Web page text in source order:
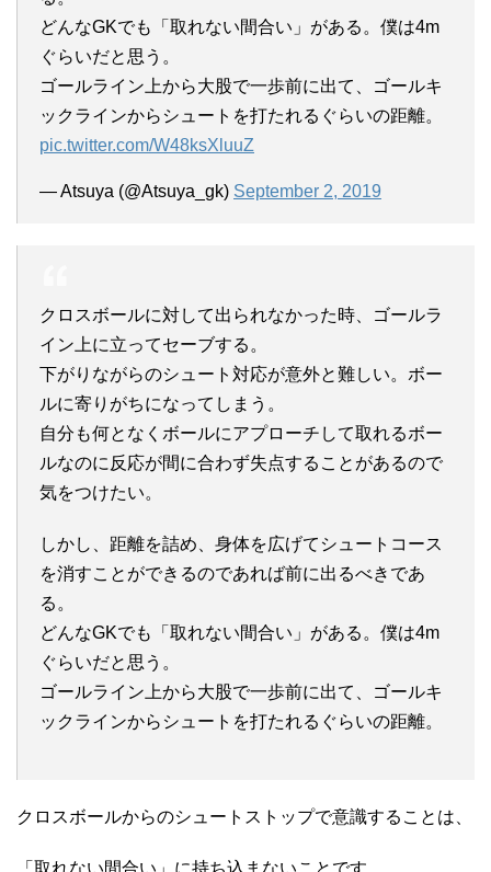
どんなGKでも「取れない間合い」がある。僕は4m
ぐらいだと思う。
ゴールライン上から大股で一歩前に出て、ゴールキ
ックラインからシュートを打たれるぐらいの距離。
pic.twitter.com/W48ksXluuZ
— Atsuya (@Atsuya_gk) September 2, 2019
クロスボールに対して出られなかった時、ゴールラ
イン上に立ってセーブする。
下がりながらのシュート対応が意外と難しい。ボー
ルに寄りがちになってしまう。
自分も何となくボールにアプローチして取れるボー
ルなのに反応が間に合わず失点することがあるので
気をつけたい。
しかし、距離を詰め、身体を広げてシュートコース
を消すことができるのであれば前に出るべきであ
る。
どんなGKでも「取れない間合い」がある。僕は4m
ぐらいだと思う。
ゴールライン上から大股で一歩前に出て、ゴールキ
ックラインからシュートを打たれるぐらいの距離。
クロスボールからのシュートストップで意識することは、